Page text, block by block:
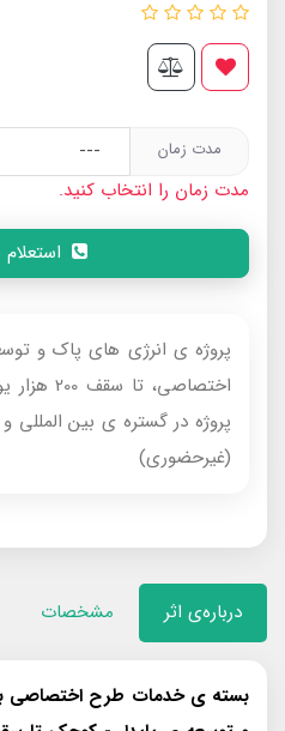
مدت زمان
مدت زمان را انتخاب کنید.
پروژه ی انرژی های پاک و
اختصاصی،
پروژه در گستره ی بین المللی
(غیرحضوری)
درباره‌ی اثر مشخصات
بسته ی خدمات طرح اختصاصی